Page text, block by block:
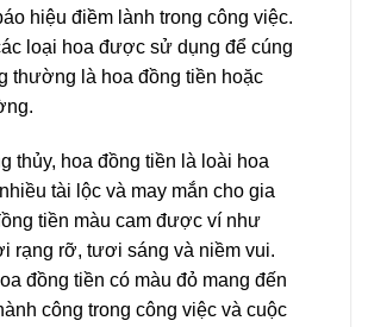
hiệu điềm lành trong công việc.
loại hoa được sử dụng để cúng
thường là hoa đồng tiền hoặc
thủy, hoa đồng tiền là loài hoa
tài lộc và may mắn cho gia
tiền màu cam được ví như
rạng rỡ, tươi sáng và niềm vui.
đồng tiền có màu đỏ mang đến
công trong công việc và cuộc